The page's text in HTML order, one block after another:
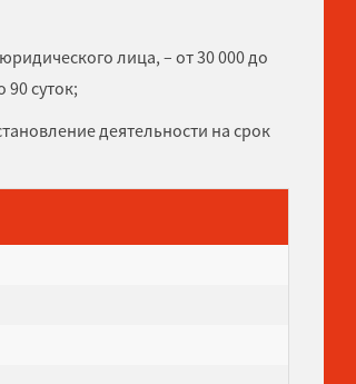
лица, – от 30 000 до
суток;
деятельности на срок